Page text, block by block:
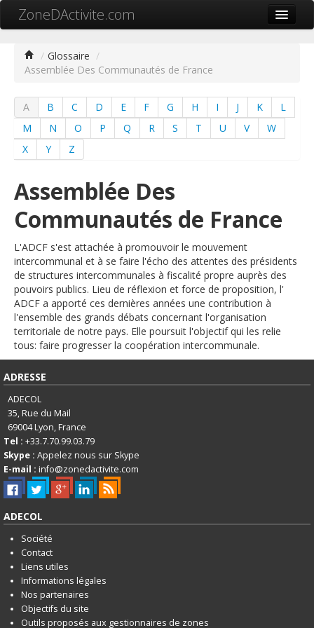
ZoneDActivite.com
Actualité
Cartographie ZA
Recherche avancée
Référencer ma zone
Mon ZA.com
中文
English
Français
Connexion
/ Glossaire /
Assemblée Des Communautés de France
A B C D E F G H I J K
L
M
N O P Q R S T U V
W
X
Y Z
Assemblée Des
Communautés de France
L'ADCF s'est attachée à promouvoir le mouvement
intercommunal et à se faire l'écho des attentes des présidents
de structures intercommunales à fiscalité propre auprès des
pouvoirs publics. Lieu de réflexion et force de proposition, l'
ADCF a apporté ces dernières années une contribution à
l'ensemble des grands débats concernant l'organisation
territoriale de notre pays. Elle poursuit l'objectif qui les relie
tous: faire progresser la coopération intercommunale.
ADRESSE
ADECOL
35, Rue du Mail
69004Lyon, France
Tel : +33.7.70.99.03.79
Skype : Appelez nous sur Skype
E-mail : info@zonedactivite.com
ADECOL
Société
Contact
Liens utiles
Informations légales
Nos partenaires
Objectifs du site
Outils proposés aux gestionnaires de zones